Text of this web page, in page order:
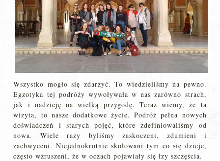
Wszystko mogło się zdarzyć. To wiedzieliśmy na pewno.
Egzotyka tej podróży wywoływała w nas zarówno strach,
jak i nadzieję na wielką przygodę. Teraz wiemy, że ta
wizyta, to nasze dodatkowe życie. Podróż pełna nowych
doświadczeń i starych pojęć, które zdefiniowaliśmy od
nowa. Wiele razy byliśmy zaskoczeni, zdumieni i
zachwyceni. Niejednokrotnie skołowani tym co się dzieje,
często wzruszeni, że w oczach pojawiały się łzy szczęścia.